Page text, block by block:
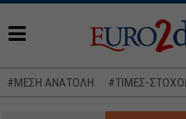
#ΜΕΣΗ ΑΝΑΤΟΛΗ #ΤΙΜΕΣ-